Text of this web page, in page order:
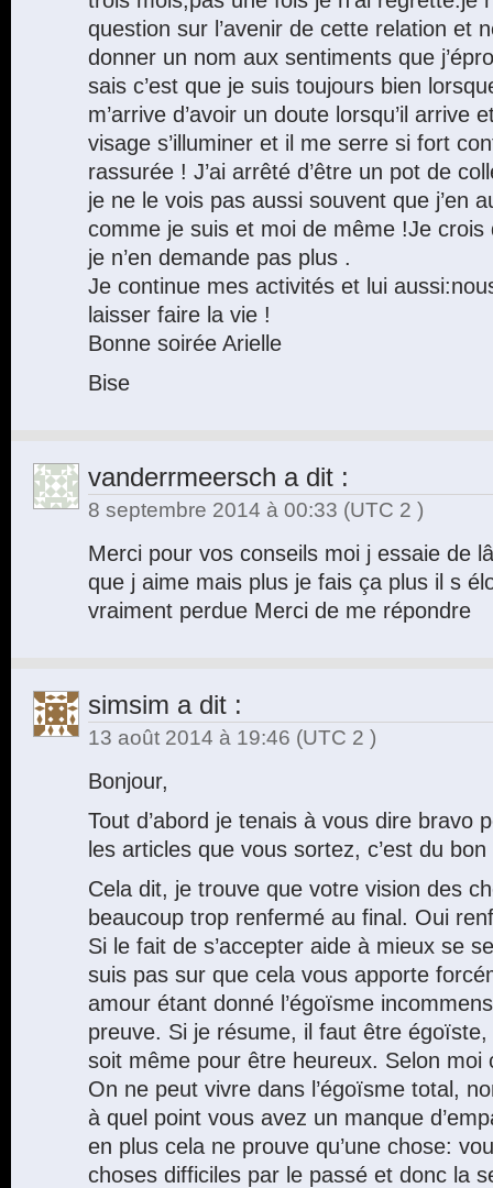
question sur l’avenir de cette relation et
donner un nom aux sentiments que
sais c’est que je suis toujours bien
m’arrive d’avoir un doute lorsqu’il arrive
visage s’illuminer et il me serre si fort
rassurée ! J’ai arrêté d’être un pot de
je ne le vois pas aussi souvent que j’en
comme je suis et moi de même !Je crois
je n’en demande pas plus .
Je continue mes activités et lui
laisser faire la vie !
Bonne soirée Arielle
Bise
vanderrmeersch a dit :
8 septembre 2014 à 00:33 (UTC 2 )
Merci pour vos conseils moi j essaie de
que j aime mais plus je fais ça plus il s
vraiment perdue Merci de me répondre
simsim a dit :
13 août 2014 à 19:46 (UTC 2 )
Bonjour,
Tout d’abord je tenais à vous dire bravo
les articles que vous sortez, c’est du
Cela dit, je trouve que votre vision des
beaucoup trop renfermé au final. Oui
Si le fait de s’accepter aide à mieux se
suis pas sur que cela vous apporte
amour étant donné l’égoïsme
preuve. Si je résume, il faut être égoïste,
soit même pour être heureux. Selon moi
On ne peut vivre dans l’égoïsme total,
à quel point vous avez un manque
en plus cela ne prouve qu’une chose:
choses difficiles par le passé et donc la